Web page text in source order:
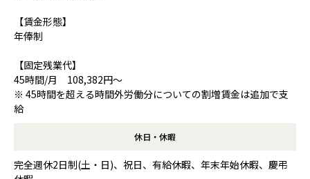
【賃金形態】
年俸制
【固定残業代】
45時間/月 108,382円～
※ 45時間を超える時間外労働分についての割増賃金は追加で支
給
休日・休暇
完全週休2日制(土・日)、祝日、有給休暇、年末年始休暇、慶弔